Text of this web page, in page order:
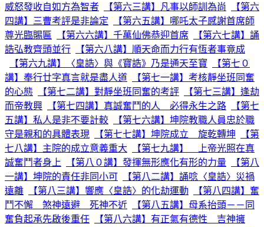
威怒發收自如方為智者
【第六三講】凡事以師訓為尚
【第六
四講】三曹考評是非論定
【第六五講】哪吒太子感謝首席師
尊光臨賜匾
【第六六講】千萬仙佛恭迎首席
【第六七講】誦
誥弘教齊頭並行
【第六八講】順天命而力行有恆者事竟成
【第六九講】〈皇誥〉與《寶誥》乃是通天至寶
【第七０
講】奉行廿字真言就是盡人道
【第七一講】考核靜坐班同奮
的心態
【第七二講】對靜坐班同奮的考評
【第七三講】逢劫
而帝教興
【第七四講】真誠奮鬥的人 必得永生之路
【第七
五講】私人是非不要計較
【第七六講】坤院教職人員忠於職
守是親和的具體表現
【第七七講】坤院成立 旋乾轉坤
【第
七八講】主院的成立意義重大
【第七九講】 上帝光照在真
誠奮鬥者身上
【第八０講】發揮無形應化有形的力量
【第八
一講】坤院的責任非同小可
【第八二講】誦唸〈皇誥〉災禍
遠離
【第八三講】響應〈皇誥〉的化劫運動
【第八四講】奮
鬥不懈 煞神遠避 死神不近
【第八五講】母系抬頭－－同
奮負起承先啟後重任
【第八六講】有正氣有德性 吉神擁